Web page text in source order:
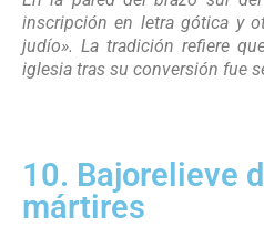
inscripción en letra gótica y
judío». La tradición refiere
iglesia tras su conversión fue
10. Bajorelieve
mártires